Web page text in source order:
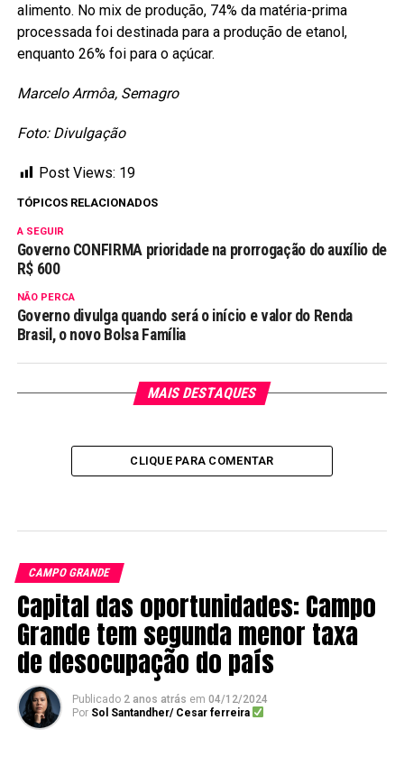
alimento. No mix de produção, 74% da matéria-prima
processada foi destinada para a produção de etanol,
enquanto 26% foi para o açúcar.
Marcelo Armôa, Semagro
Foto: Divulgação
Post Views: 19
TÓPICOS RELACIONADOS
A SEGUIR
Governo CONFIRMA prioridade na prorrogação do auxílio de
R$ 600
NÃO PERCA
Governo divulga quando será o início e valor do Renda
Brasil, o novo Bolsa Família
MAIS DESTAQUES
CLIQUE PARA COMENTAR
CAMPO GRANDE
Capital das oportunidades: Campo
Grande tem segunda menor taxa
de desocupação do país
Publicado 2 anos atrás em 04/12/2024
Por Sol Santandher/ Cesar ferreira